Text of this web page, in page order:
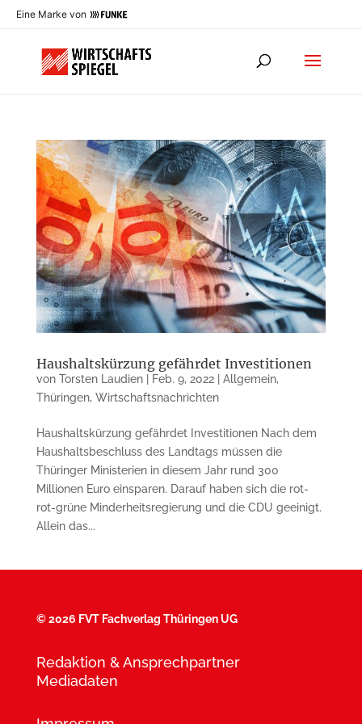
Eine Marke von
Haushaltskürzung gefährdet Investitionen
von Torsten Laudien| Feb. 9, 2022| Allgemein,
Thüringen, Wirtschaftsnachrichten
Haushaltskürzung gefährdet Investitionen Nach dem
Haushaltsbeschluss des Landtags müssen die
Thüringer Ministerien in diesem Jahr rund 300
Millionen Euro einsparen. Darauf haben sich die rot-
rot-grüne Minderheitsregierung und die CDU geeinigt.
Allein das...
©2026 FVT Fachverlag Thüringen UG
Redaktion & Ansprechpartner
Mediadaten